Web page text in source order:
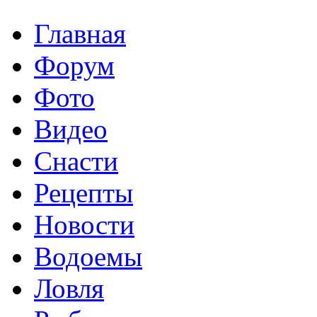
Главная
Форум
Фото
Видео
Снасти
Рецепты
Новости
Водоемы
Ловля